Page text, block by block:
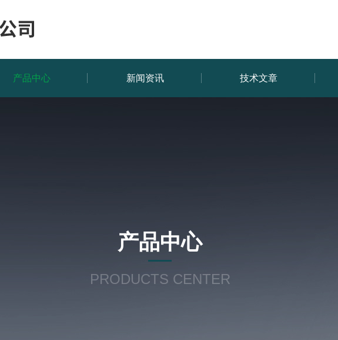
产品中心 新闻资讯 技术文章
产品中心
PRODUCTS CENTER